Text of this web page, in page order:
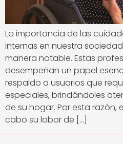
La importancia de las
internas en nuestra
manera notable. Estas
desempeñan un papel
respaldo a usuarios que
especiales, brindándoles
de su hogar. Por esta razón,
cabo su labor de […]